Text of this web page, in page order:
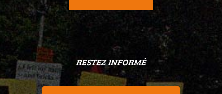
RESTEZ INFORMÉ